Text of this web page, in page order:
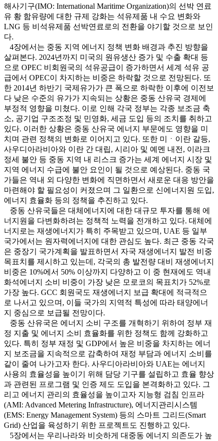
해사기구(IMO: International Maritime Organization)의 선박 연료
유 황 함유량에 대한 규제 강화는 석유제품 내 수요 변화와
LNG 등 비석유제품 선박연료로의 전환을 야기할 것으로 보인
다.
4장에서는 중동 지역 에너지 정책 변화 배경과 추진 방향을
살펴본다. 2024년까지 미국의 원유생산 증가 및 수출 확대 등
으로 OPEC 비회원국의 석유공급이 증가하면서 세계 석유 공
급에서 OPEC이 차지하는 비중은 하락할 것으로 전망된다. 또
한 2014년 하반기 국제유가가 큰 폭으로 하락한 이후에 이전보
다 낮은 수준의 유가가 지속되는 상황은 중동 산유국 경제에
부정적 영향을 미쳤다. 이로 인해 각국 정부는 각종 보조금 축
소, 공기업 구조조정 및 민영화, 세금 도입 등의 조치를 취하고
있다. 이러한 상황은 중동 산유국 에너지 부문에도 영향을 미
치며 관련 정책의 변화로 이어지고 있다. 또한 미ㆍ이란 갈등,
사우디아라비아와 이란 간 대립, 시리아 및 예멘 내전, 이라크
정세 불안 등 중동 지역 내 리스크 증가는 세계 에너지 시장 및
지역 에너지 수급에 불안 요인이 될 것으로 예상된다. 중동 국
가들은 역내 외 다양한 변화에 직면하면서 새로운 대응 방안을
마련해야 할 필요성이 커졌으며 그 일환으로 신에너지원 도입,
에너지 효율화 등의 정책을 추진하고 있다.
중동 산유국들은 대체에너지에 대한 대규모 투자를 통해 에
너지원을 다변화하려는 정책적 노력을 전개하고 있다. 대체에
너지로는 재생에너지가 특히 주목받고 있으며, UAE 등 일부
국가에서는 원자력에너지에 대한 관심도 높다. 최근 중동 각국
은 중장기 국가계획을 발표하면서 자국 재생에너지 발전 비중
목표치를 제시하고 있는데, 각국의 총 발전량 대비 재생에너지
비중은 10%에서 50% 이상까지 다양하고 이 중 현재에도 역내
화석에너지 소비 비중이 가장 낮은 모로코의 목표치가 52%로
가장 높다. GCC 회원국도 재생에너지 보급 확대에 적극적으
로 나서고 있으며, 이들 국가의 지역적 특성에 따라 태양에너
지 중심으로 보급될 전망이다.
중동 산유국은 에너지 소비 구조를 개혁하기 위하여 정부 재
정 지출 및 에너지 소비 효율화를 위한 정책도 함께 강화하고
있다. 특히 정부 재정 및 GDP에서 높은 비중을 차지하는 에너
지 보조금을 지속적으로 감축하여 재정 부담과 에너지 소비를
같이 줄여 나가고자 한다. 사우디아라비아와 UAE는 에너지
사용의 효율성을 높이기 위해 담당 기구를 설립하고 효율 향상
과 관련된 프로그램 및 인증 제도 도입을 본격화하고 있다. 그
리고 에너지 관리의 효율성을 높이고자 지능형 검침 인프라
(AMI: Advanced Metering Infrastructure), 에너지관리시스템
(EMS: Energy Management System) 등의 스마트 그리드(Smart
Grid) 산업을 육성하기 위한 프로젝트도 진행하고 있다.
5장에서는 우리나라와 비슷하게 대중동 에너지 의존도가 높